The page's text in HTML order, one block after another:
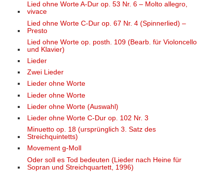
Lied ohne Worte A-Dur op. 53 Nr. 6 – Molto allegro,
vivace
Lied ohne Worte C-Dur op. 67 Nr. 4 (Spinnerlied) –
Presto
Lied ohne Worte op. posth. 109 (Bearb. für Violoncello
und Klavier)
Lieder
Zwei Lieder
Lieder ohne Worte
Lieder ohne Worte
Lieder ohne Worte (Auswahl)
Lieder ohne Worte C-Dur op. 102 Nr. 3
Minuetto op. 18 (ursprünglich 3. Satz des
Streichquintetts)
Movement g-Moll
Oder soll es Tod bedeuten (Lieder nach Heine für
Sopran und Streichquartett, 1996)